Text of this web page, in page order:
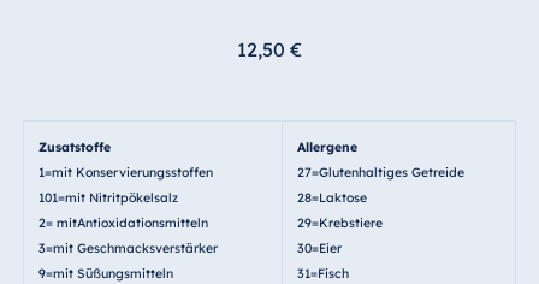
12,50 €
Zusatstoffe
1=mit Konservierungsstoffen
101=mit Nitritpökelsalz
2= mitAntioxidationsmitteln
3=mit Geschmacksverstärker
9=mit Süßungsmitteln
Allergene
27=Glutenhaltiges Getreide
28=Laktose
29=Krebstiere
30=Eier
31=Fisch